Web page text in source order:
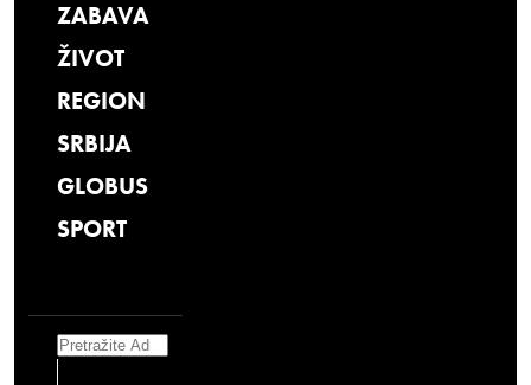
ZABAVA
ŽIVOT
REGION
SRBIJA
GLOBUS
SPORT
Search